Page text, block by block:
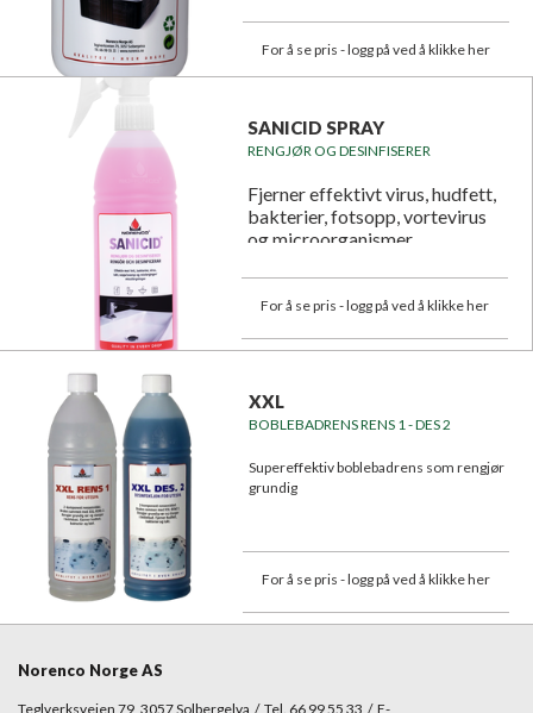
For å se pris - logg på ved å klikke her
SANICID SPRAY
RENGJØR OG DESINFISERER
Fjerner effektivt virus, hudfett,
bakterier, fotsopp, vortevirus
og microorganismer.
For å se pris - logg på ved å klikke her
XXL
BOBLEBADRENS RENS 1 - DES 2
Supereffektiv boblebadrens som rengjør
grundig
For å se pris - logg på ved å klikke her
Norenco Norge AS
Teglverksveien 79, 3057 Solbergelva / Tel. 66 99 55 33 / E-